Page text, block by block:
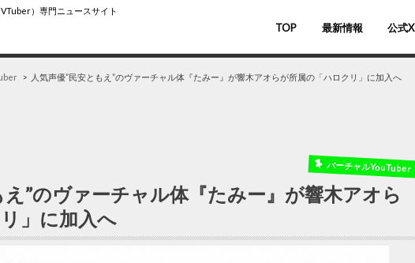
）専門ニュースサイト
TOP 最新情報 公式X
人気声優”民安ともえ”のヴァーチャル体『たみー』が響木アオらが所属の「ハロクリ」に加入へ
バーチャルYouTuber
え”のヴァーチャル体『たみー』が響木アオら
」に加入へ